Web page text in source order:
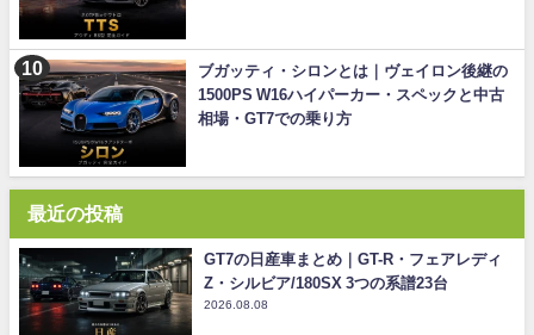
ブガッティ・シロンとは｜ヴェイロン後継の
1500PS W16ハイパーカー・スペックと中古
相場・GT7での乗り方
最近の投稿
GT7の日産車まとめ｜GT-R・フェアレディ
Z・シルビア/180SX 3つの系譜23台
2026.08.08